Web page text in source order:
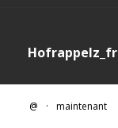
Hofrappelz_fr
@ · maintenant